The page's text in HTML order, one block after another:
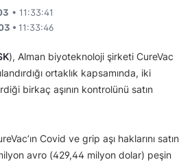
• 11:33:41
• 11:33:46
), Alman biyoteknoloji şirketi CureVac
ortaklık kapsamında, iki
birkaç aşının kontrolünü satın
Covid ve grip aşı haklarını satın
avro (429,44 milyon dolar) peşin